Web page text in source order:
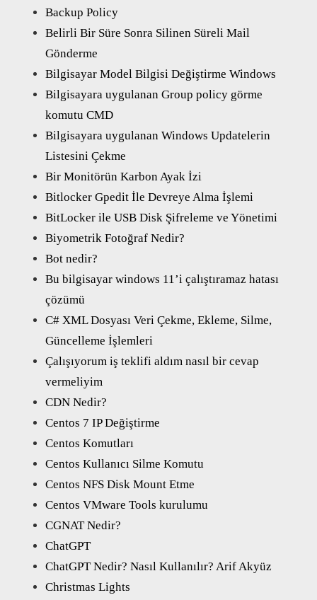
Backup Policy
Belirli Bir Süre Sonra Silinen Süreli Mail
Gönderme
Bilgisayar Model Bilgisi Değiştirme Windows
Bilgisayara uygulanan Group policy görme
komutu CMD
Bilgisayara uygulanan Windows Updatelerin
Listesini Çekme
Bir Monitörün Karbon Ayak İzi
Bitlocker Gpedit İle Devreye Alma İşlemi
BitLocker ile USB Disk Şifreleme ve Yönetimi
Biyometrik Fotoğraf Nedir?
Bot nedir?
Bu bilgisayar windows 11’i çalıştıramaz hatası
çözümü
C# XML Dosyası Veri Çekme, Ekleme, Silme,
Güncelleme İşlemleri
Çalışıyorum iş teklifi aldım nasıl bir cevap
vermeliyim
CDN Nedir?
Centos 7 IP Değiştirme
Centos Komutları
Centos Kullanıcı Silme Komutu
Centos NFS Disk Mount Etme
Centos VMware Tools kurulumu
CGNAT Nedir?
ChatGPT
ChatGPT Nedir? Nasıl Kullanılır? Arif Akyüz
Christmas Lights